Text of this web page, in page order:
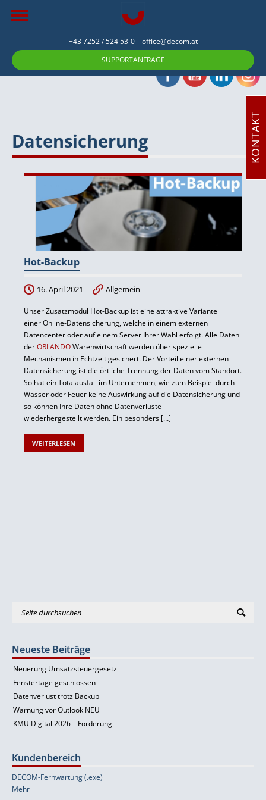
+43 7252 / 524 53-0 office@decom.at
SUPPORTANFRAGE
Datensicherung
Hot-Backup
16. April 2021 Allgemein
Unser Zusatzmodul Hot-Backup ist eine attraktive Variante
einer Online-Datensicherung, welche in einem externen
Datencenter oder auf einem Server Ihrer Wahl erfolgt. Alle Daten
derORLANDOWarenwirtschaft werden über spezielle
Mechanismen in Echtzeit gesichert. Der Vorteil einer externen
Datensicherung ist die örtliche Trennung der Daten vom Standort.
So hat ein Totalausfall im Unternehmen, wie zum Beispiel durch
Wasser oder Feuer keine Auswirkung auf die Datensicherung und
so können Ihre Daten ohne Datenverluste
wiederhergestellt werden. Ein besonders […]
WEITERLESEN
Neueste Beiträge
Neuerung Umsatzsteuergesetz
Fenstertage geschlossen
Datenverlust trotz Backup
Warnung vor Outlook NEU
KMU Digital 2026 – Förderung
Kundenbereich
DECOM-Fernwartung (.exe)
Mehr
KONTAKT